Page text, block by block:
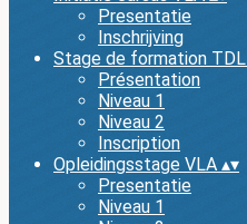
Presentatie
Inschrijving
Stage de formation TDL
Présentation
Niveau 1
Niveau 2
Inscription
Opleidingsstage VLA ▴▾
Presentatie
Niveau 1